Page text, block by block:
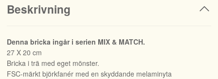
Beskrivning
Denna bricka ingår i serien MIX & MATCH.
27 X 20 cm
Bricka i trä med eget mönster.
FSC-märkt björkfanér med en skyddande melaminyta